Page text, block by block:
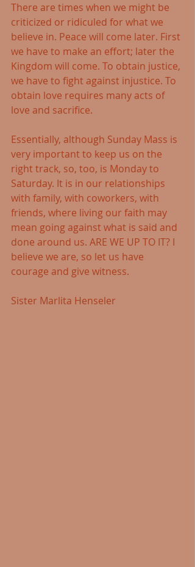
There are times when we might be
criticized or ridiculed for what we
believe in. Peace will come later. First
we have to make an effort; later the
Kingdom will come. To obtain justice,
we have to fight against injustice. To
obtain love requires many acts of
love and sacrifice.
Essentially, although Sunday Mass is
very important to keep us on the
right track, so, too, is Monday to
Saturday. It is in our relationships
with family, with coworkers, with
friends, where living our faith may
mean going against what is said and
done around us. ARE WE UP TO IT? I
believe we are, so let us have
courage and give witness.
Sister Marlita Henseler